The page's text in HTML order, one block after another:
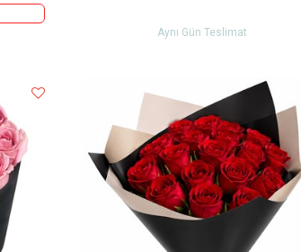
Aynı Gün Teslimat